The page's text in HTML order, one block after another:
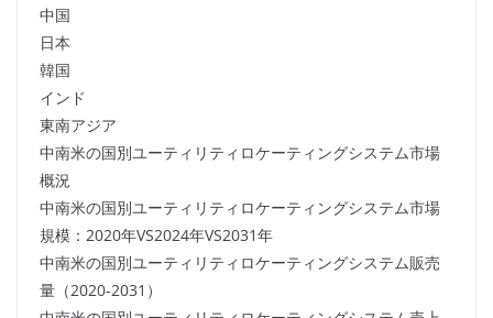
中国
日本
韓国
インド
東南アジア
中南米の国別ユーティリティロケーティングシステム市場
概況
中南米の国別ユーティリティロケーティングシステム市場
規模：2020年VS2024年VS2031年
中南米の国別ユーティリティロケーティングシステム販売
量（2020-2031）